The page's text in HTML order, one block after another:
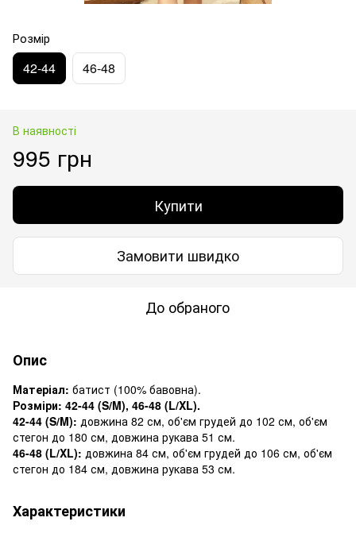
Розмір
42-44 46-48
В наявності
995 грн
Купити
Замовити швидко
До обраного
Опис
Матеріал: батист (100% бавовна).
Розміри: 42-44 (S/M), 46-48 (L/XL).
42-44 (S/M): довжина 82 см, об'єм грудей до 102 см, об'єм
стегон до 180 см, довжина рукава 51 см.
46-48 (L/XL): довжина 84 см, об'єм грудей до 106 см, об'єм
стегон до 184 см, довжина рукава 53 см.
Характеристики